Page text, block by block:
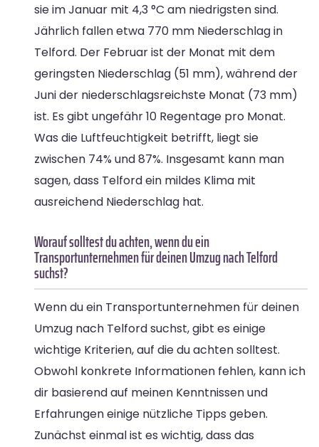
sie im Januar mit 4,3 °C am niedrigsten sind.
Jährlich fallen etwa 770 mm Niederschlag in
Telford. Der Februar ist der Monat mit dem
geringsten Niederschlag (51 mm), während der
Juni der niederschlagsreichste Monat (73 mm)
ist. Es gibt ungefähr 10 Regentage pro Monat.
Was die Luftfeuchtigkeit betrifft, liegt sie
zwischen 74% und 87%. Insgesamt kann man
sagen, dass Telford ein mildes Klima mit
ausreichend Niederschlag hat.
Worauf solltest du achten, wenn du ein
Transportunternehmen für deinen Umzug nach Telford
suchst?
Wenn du ein Transportunternehmen für deinen
Umzug nach Telford suchst, gibt es einige
wichtige Kriterien, auf die du achten solltest.
Obwohl konkrete Informationen fehlen, kann ich
dir basierend auf meinen Kenntnissen und
Erfahrungen einige nützliche Tipps geben.
Zunächst einmal ist es wichtig, dass das